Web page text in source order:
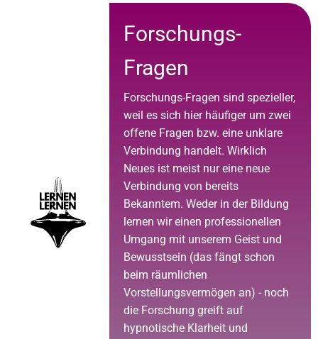
Forschungs-
Fragen
Forschungs-Fragen sind spezieller,
weil es sich hier häufiger um zwei
offene Fragen bzw. eine unklare
Verbindung handelt. Wirklich
Neues ist meist nur eine neue
Verbindung von bereits
Bekanntem. Weder in der Bildung
lernen wir einen professionellen
Umgang mit unserem Geist und
Bewusstsein (das fängt schon
beim räumlichen
Vorstellungsvermögen an) - noch
die Forschung greift auf
hypnotische Klarheit und